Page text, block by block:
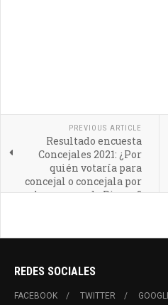
PREVIOUS ARTICLE
Resultado encuesta
Concejales 2021: ¿Por
quién votaría para
concejal o concejala por
la comuna de Pirque?
REDES SOCIALES
FACEBOOK TWITTER